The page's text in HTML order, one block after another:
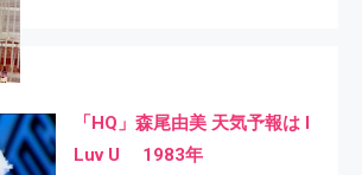
「HQ」森尾由美 天気予報は I
Luv U 1983年